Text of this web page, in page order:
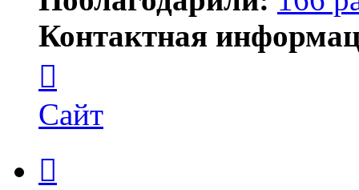
Контактная
пользователя
Бегемот
Сайт